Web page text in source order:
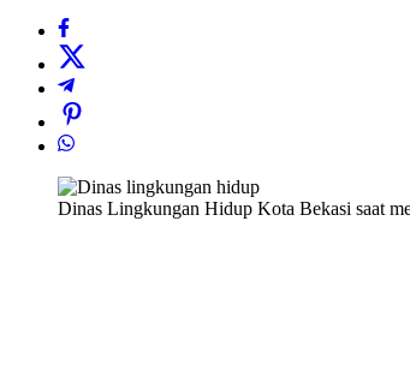
Dinas Lingkungan Hidup Kota Bekasi saat